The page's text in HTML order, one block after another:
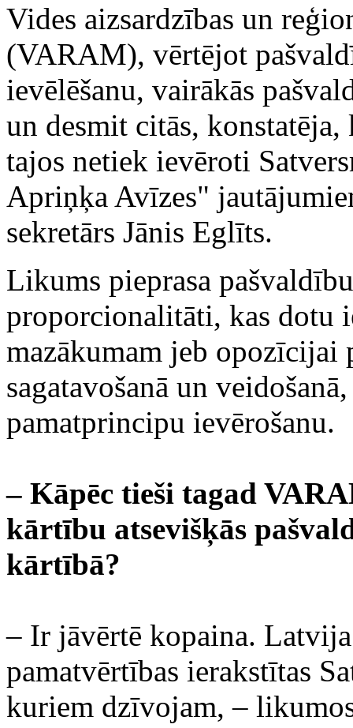
Vides aizsardzības un
(VARAM), vērtējot
ievēlēšanu, vairākās
un desmit citās,
tajos netiek ievēroti
Apriņķa Avīzes"
sekretārs Jānis Eglīts.
Likums pieprasa
proporcionalitāti, kas dotu
mazākumam jeb opozīcijai
sagatavošanā un
pamatprincipu ievērošanu.
– Kāpēc tieši tagad
kārtību atsevišķās
kārtībā?
– Ir jāvērtē kopaina.
pamatvērtības ierakstītas
kuriem dzīvojam, –